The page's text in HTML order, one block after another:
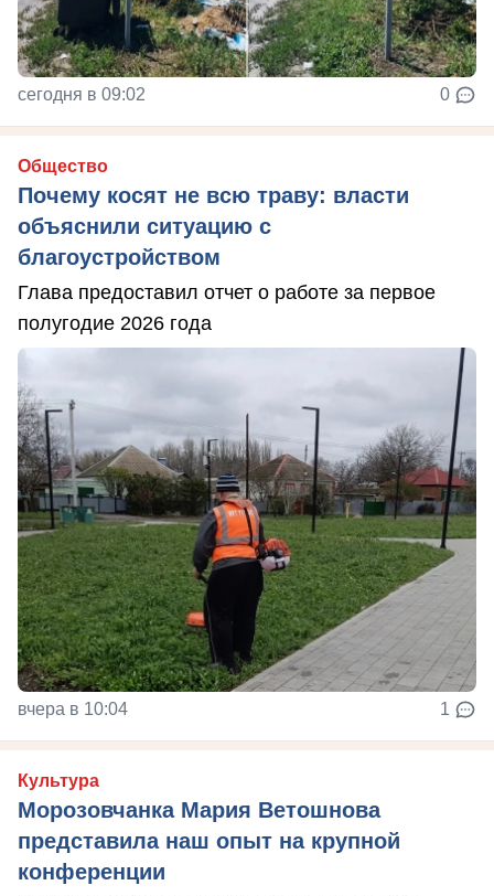
сегодня в 09:02 0
Общество
Почему косят не всю траву: власти
объяснили ситуацию с
благоустройством
Глава предоставил отчет о работе за первое
полугодие 2026 года
вчера в 10:04 1
Культура
Морозовчанка Мария Ветошнова
представила наш опыт на крупной
конференции